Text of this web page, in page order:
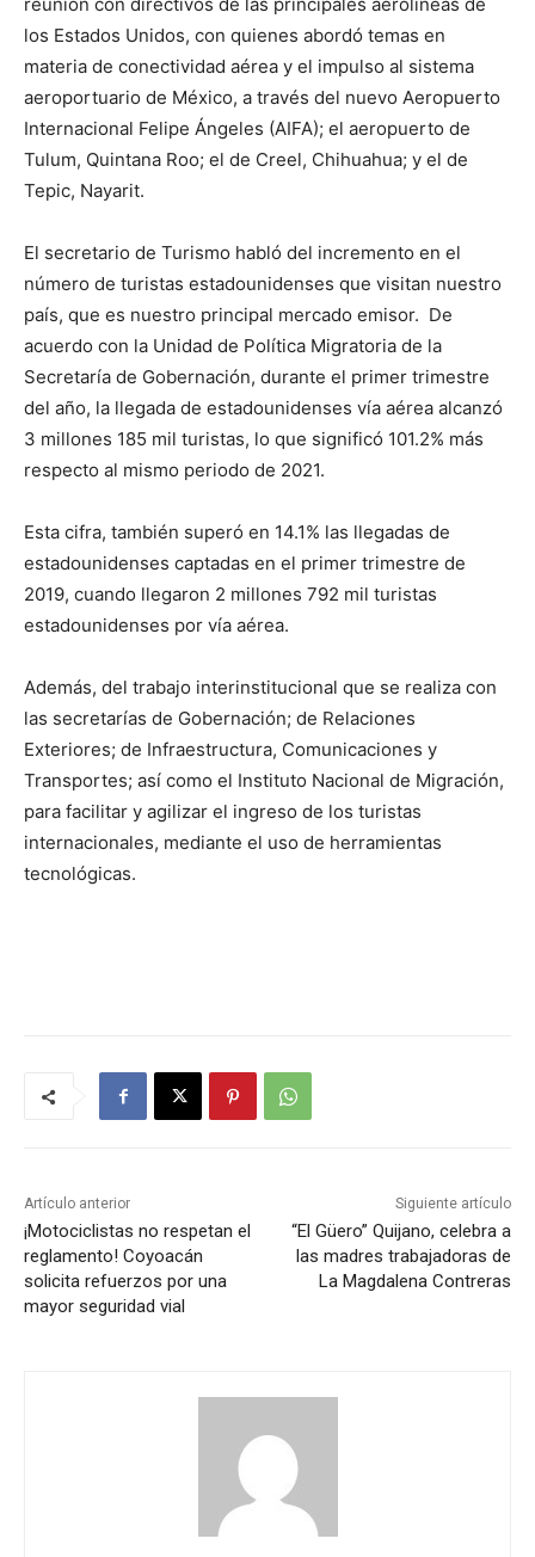
reunión con directivos de las principales aerolíneas de
los Estados Unidos, con quienes abordó temas en
materia de conectividad aérea y el impulso al sistema
aeroportuario de México, a través del nuevo Aeropuerto
Internacional Felipe Ángeles (AIFA); el aeropuerto de
Tulum, Quintana Roo; el de Creel, Chihuahua; y el de
Tepic, Nayarit.
El secretario de Turismo habló del incremento en el
número de turistas estadounidenses que visitan nuestro
país, que es nuestro principal mercado emisor. De
acuerdo con la Unidad de Política Migratoria de la
Secretaría de Gobernación, durante el primer trimestre
del año, la llegada de estadounidenses vía aérea alcanzó
3 millones 185 mil turistas, lo que significó 101.2% más
respecto al mismo periodo de 2021.
Esta cifra, también superó en 14.1% las llegadas de
estadounidenses captadas en el primer trimestre de
2019, cuando llegaron 2 millones 792 mil turistas
estadounidenses por vía aérea.
Además, del trabajo interinstitucional que se realiza con
las secretarías de Gobernación; de Relaciones
Exteriores; de Infraestructura, Comunicaciones y
Transportes; así como el Instituto Nacional de Migración,
para facilitar y agilizar el ingreso de los turistas
internacionales, mediante el uso de herramientas
tecnológicas.
Artículo anterior
¡Motociclistas no respetan el
reglamento! Coyoacán
solicita refuerzos por una
mayor seguridad vial
Siguiente artículo
“El Güero” Quijano, celebra a
las madres trabajadoras de
La Magdalena Contreras